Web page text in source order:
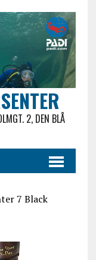
2, DEN BLÅ
7 Black